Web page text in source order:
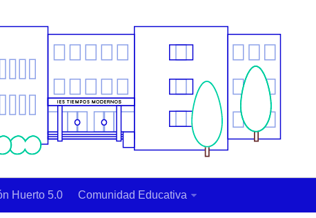
Huerto 5.0 Comunidad Educativa